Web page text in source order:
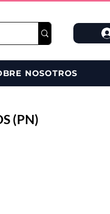
NOSOTROS
(PN)